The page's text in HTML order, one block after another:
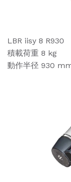
LBR iisy 8 R930
積載荷重 8 kg
動作半径 930